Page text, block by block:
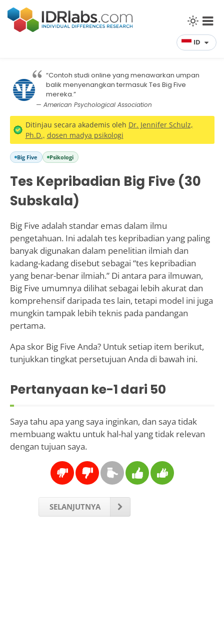
ID
“Contoh studi online yang menawarkan umpan
balik menyenangkan termasuk Tes Big Five
mereka.”
— American Psychological Association
Ditinjau secara akademis oleh Dr. Jennifer Schulz,
Ph.D., dosen madya psikologi
Big Five Psikologi
Tes Kepribadian Big Five (30
Subskala)
Big Five adalah standar emas dalam ilmu
pengetahuan. Ini adalah tes kepribadian yang paling
banyak digunakan dalam penelitian ilmiah dan
kadang-kadang disebut sebagai “tes kepribadian
yang benar-benar ilmiah.” Di antara para ilmuwan,
Big Five umumnya dilihat sebagai lebih akurat dan
komprehensif daripada tes lain, tetapi model ini juga
mungkin tampak lebih teknis pada pandangan
pertama.
Apa skor Big Five Anda? Untuk setiap item berikut,
tunjukkan tingkat persetujuan Anda di bawah ini.
Pertanyaan ke-1 dari 50
Saya tahu apa yang saya inginkan, dan saya tidak
membuang waktu untuk hal-hal yang tidak relevan
dengan tujuan saya.
SELANJUTNYA